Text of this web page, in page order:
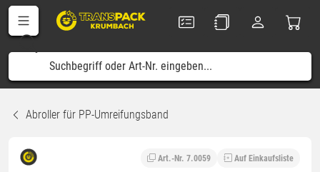
Abroller für PP-Umreifungsband
Art.-Nr. 7.0059 Auf Einkaufsliste